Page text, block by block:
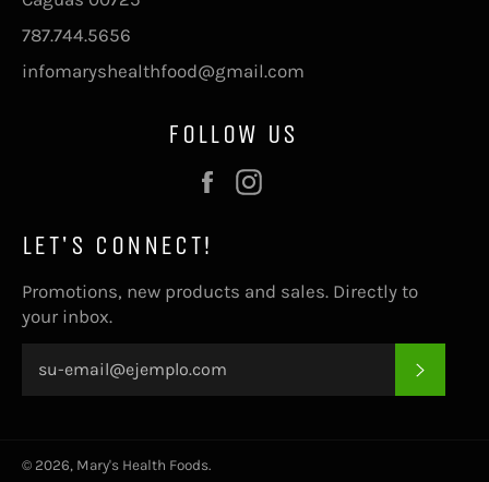
787.744.5656
infomaryshealthfood@gmail.com
FOLLOW US
Facebook
LET'S CONNECT!
Promotions, new products and sales. Directly to
your inbox.
© 2026, Mary's Health Foods.